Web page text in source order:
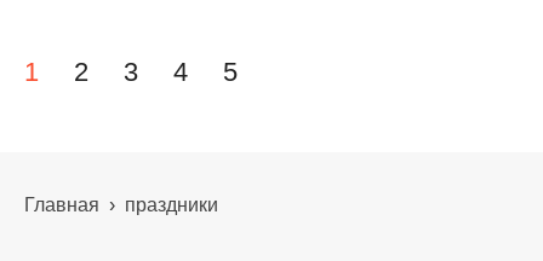
Навигация по записям
1 2 3 4 5
Главная › праздники